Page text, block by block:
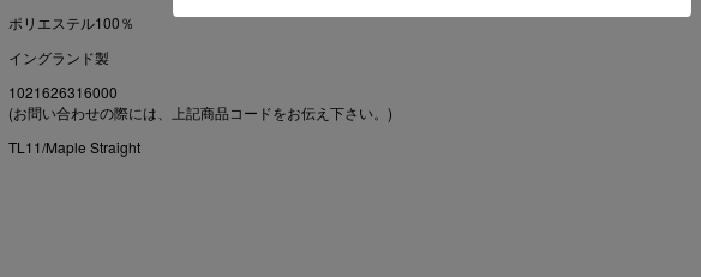
ポリエステル100％
イングランド製
1021626316000
(お問い合わせの際には、上記商品コードをお伝え下さい。)
TL11/Maple Straight